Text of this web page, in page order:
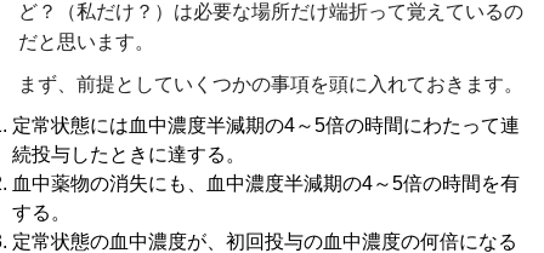
ど？（私だけ？）は必要な場所だけ端折って覚えているの
だと思います。
まず、前提としていくつかの事項を頭に入れておきます。
定常状態には血中濃度半減期の4～5倍の時間にわたって連
続投与したときに達する。
血中薬物の消失にも、血中濃度半減期の4～5倍の時間を有
する。
定常状態の血中濃度が、初回投与の血中濃度の何倍になる